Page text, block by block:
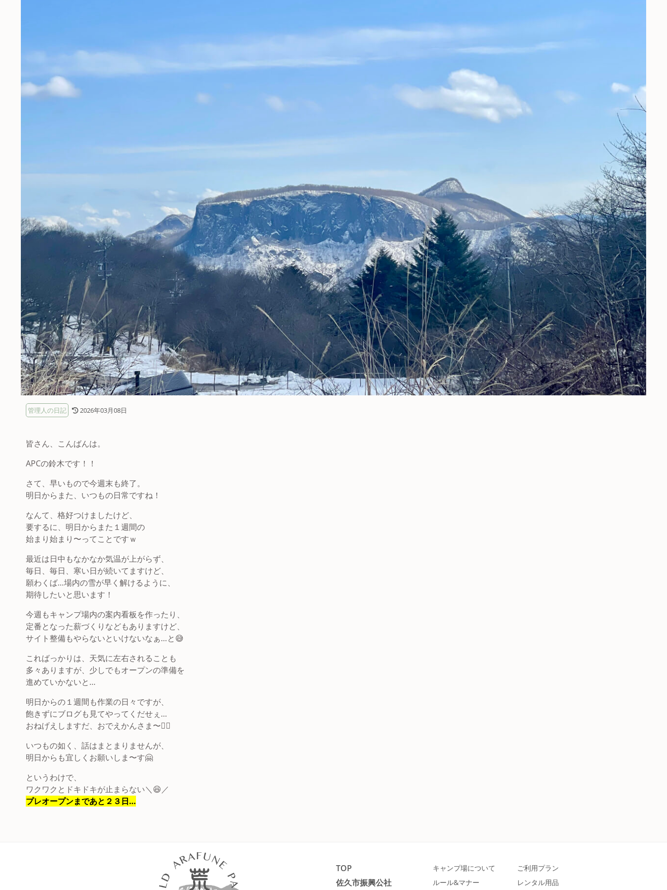
管理人の日記 2026年03月08日
皆さん、こんばんは。
APCの鈴木です！！
さて、早いもので今週末も終了。
明日からまた、いつもの日常ですね！
なんて、格好つけましたけど、
要するに、明日からまた１週間の
始まり始まり〜ってことですｗ
最近は日中もなかなか気温が上がらず、
毎日、毎日、寒い日が続いてますけど、
願わくば…場内の雪が早く解けるように、
期待したいと思います！
今週もキャンプ場内の案内看板を作ったり、
定番となった薪づくりなどもありますけど、
サイト整備もやらないといけないなぁ…と😅
こればっかりは、天気に左右されることも
多々ありますが、少しでもオープンの準備を
進めていかないと…
明日からの１週間も作業の日々ですが、
飽きずにブログも見てやってくだせぇ…
おねげえしますだ、おでえかんさま〜🙇‍♂️
いつもの如く、話はまとまりませんが、
明日からも宜しくお願いしま〜す🤗
というわけで、
ワクワクとドキドキが止まらない＼😆／
プレオープンまであと２３日…
TOP
佐久市振興公社
キャンプ場について
ルール&マナー
ご利用プラン
レンタル用品